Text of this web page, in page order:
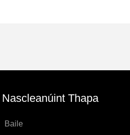
Nascleanúint Thapa
Baile